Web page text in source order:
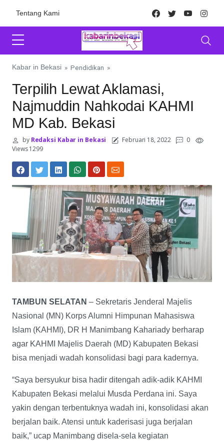
Tentang Kami Facebook
TwitterYoutube
Kabar in Bekasi » Pendidikan »
Terpilih Lewat Aklamasi,
Najmuddin Nahkodai KAHMI
MD Kab. Bekasi
byRedaksi Kabar in Bekasi Februari 18, 2022
0
Views 1299
TAMBUN SELATAN – Sekretaris Jenderal Majelis
Nasional (MN) Korps Alumni Himpunan Mahasiswa
Islam (KAHMI), DR H Manimbang Kahariady berharap
agar KAHMI Majelis Daerah (MD) Kabupaten Bekasi
bisa menjadi wadah konsolidasi bagi para kadernya.
“Saya bersyukur bisa hadir ditengah adik-adik KAHMI
Kabupaten Bekasi melalui Musda Perdana ini. Saya
yakin dengan terbentuknya wadah ini, konsolidasi akan
berjalan baik. Atensi untuk kaderisasi juga berjalan
baik,” ucap Manimbang disela-sela kegiatan